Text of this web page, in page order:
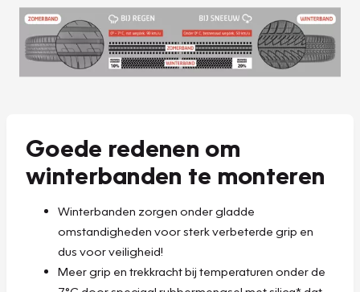
Goede redenen om
winterbanden te monteren
Winterbanden zorgen onder gladde
omstandigheden voor sterk verbeterde grip en
dus voor veiligheid!
Meer grip en trekkracht bij temperaturen onder de